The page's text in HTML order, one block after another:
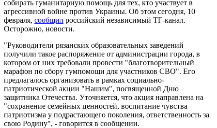
собирать гуманитарную помощь для тех, кто участвует в
агрессивной войне против Украины. Об этом сегодня, 10
февраля, сообщил российский независимый ТГ-канал.
Осторожно, новости.
"Руководители рязанских образовательных заведений
получили такое распоряжение от администрации города, в
котором от них требовали провести "благотворительный
марафон по сбору гумпомощи для участников СВО". Его
предлагалось организовать в рамках социально-
патриотической акции "Нашим", посвященной Дню
защитника Отечества. Уточняется, что акция направлена на
"сохранение семейных ценностей, воспитание чувства
патриотизма у подрастающего поколения, ответственность за
свою Родину", - говорится в сообщении.